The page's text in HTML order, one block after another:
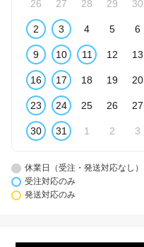
26 27 28 29 30
2 3 4 5 6
9 10 11 12 13
16 17 18 19 20
23 24 25 26 27
30 31 1 2 3
休業日（受注・発送対応なし）
受注対応のみ
発送対応のみ